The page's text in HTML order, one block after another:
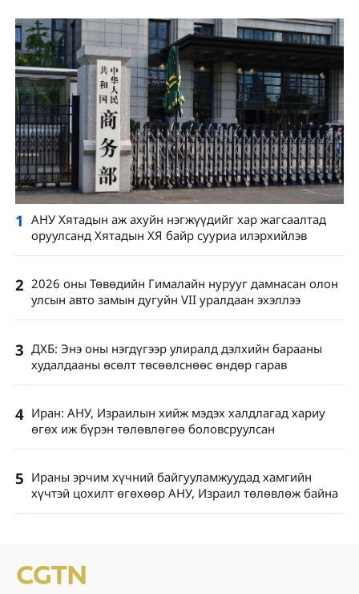
1 АНУ Хятадын аж ахуйн нэгжүүдийг хар жагсаалтад
оруулсанд Хятадын ХЯ байр сууриа илэрхийлэв
2 2026 оны Төвөдийн Гималайн нурууг дамнасан олон
улсын авто замын дугуйн VII уралдаан эхэллээ
3 ДХБ: Энэ оны нэгдүгээр улиралд дэлхийн барааны
худалдааны өсөлт төсөөлснөөс өндөр гарав
4 Иран: АНУ, Израилын хийж мэдэх халдлагад хариу
өгөх иж бүрэн төлөвлөгөө боловсруулсан
5 Ираны эрчим хүчний байгууламжуудад хамгийн
хүчтэй цохилт өгөхөөр АНУ, Израил төлөвлөж байна